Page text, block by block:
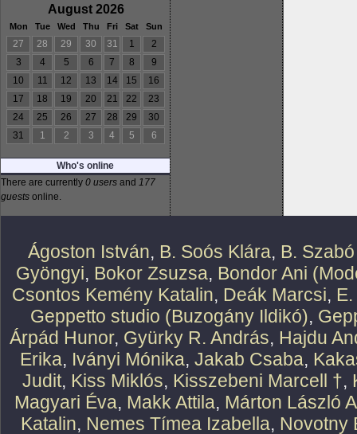
August 2026
Mon Tue Wed Thu Fri Sat Sun
27 28 29 30 31 1
2
3
4 5 6 7 8
9
10
11 12 13 14 15
16
17
18 19 20 21 22
23
24
25 26 27 28 29
30
31
1 2 3 4 5 6
Who's online
There are currently 0 users and 177
guests online.
Ágoston István, B. Soós Klára, B.
Gyöngyi, Bokor Zsuzsa, Bondor Ani
Csontos Kemény Katalin, Deák Marcsi,
Geppetto studio (Buzogány Ildikó),
Árpád Hunor, Gyürky R. András, Hajdu
Erika, Iványi Mónika, Jakab Csaba,
Judit, Kiss Miklós, Kisszebeni Marcell †,
Magyari Éva, Makk Attila, Márton László
Katalin, Nemes Tímea Izabella, Novotny